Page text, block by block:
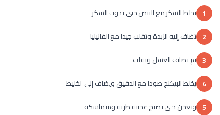
1 يخلط السكر مع البيض حتى يذوب السكر
2 تضاف إليه الزبدة وتقلب جيدا مع الفانيليا
3 ثم يضاف العسل ويقلب
4 يخلط البيكنج صودا مع الدقيق ويضاف إلى الخليط
5 وتعجن حتى تصبح عجينة طرية ومتماسكة